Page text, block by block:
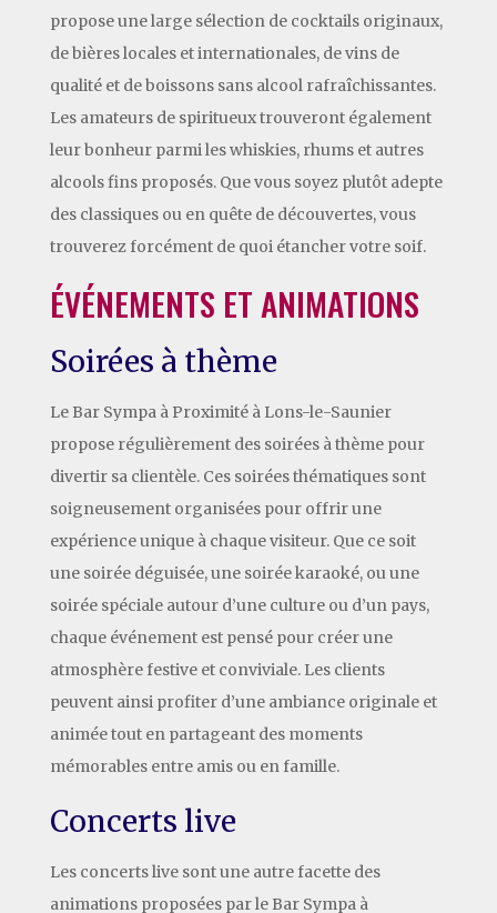
propose une large sélection de cocktails originaux,
de bières locales et internationales, de vins de
qualité et de boissons sans alcool rafraîchissantes.
Les amateurs de spiritueux trouveront également
leur bonheur parmi les whiskies, rhums et autres
alcools fins proposés. Que vous soyez plutôt adepte
des classiques ou en quête de découvertes, vous
trouverez forcément de quoi étancher votre soif.
ÉVÉNEMENTS ET ANIMATIONS
Soirées à thème
Le Bar Sympa à Proximité à Lons-le-Saunier
propose régulièrement des soirées à thème pour
divertir sa clientèle. Ces soirées thématiques sont
soigneusement organisées pour offrir une
expérience unique à chaque visiteur. Que ce soit
une soirée déguisée, une soirée karaoké, ou une
soirée spéciale autour d’une culture ou d’un pays,
chaque événement est pensé pour créer une
atmosphère festive et conviviale. Les clients
peuvent ainsi profiter d’une ambiance originale et
animée tout en partageant des moments
mémorables entre amis ou en famille.
Concerts live
Les concerts live sont une autre facette des
animations proposées par le Bar Sympa à